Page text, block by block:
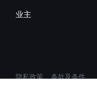
业主
隐私政策 条款及条件